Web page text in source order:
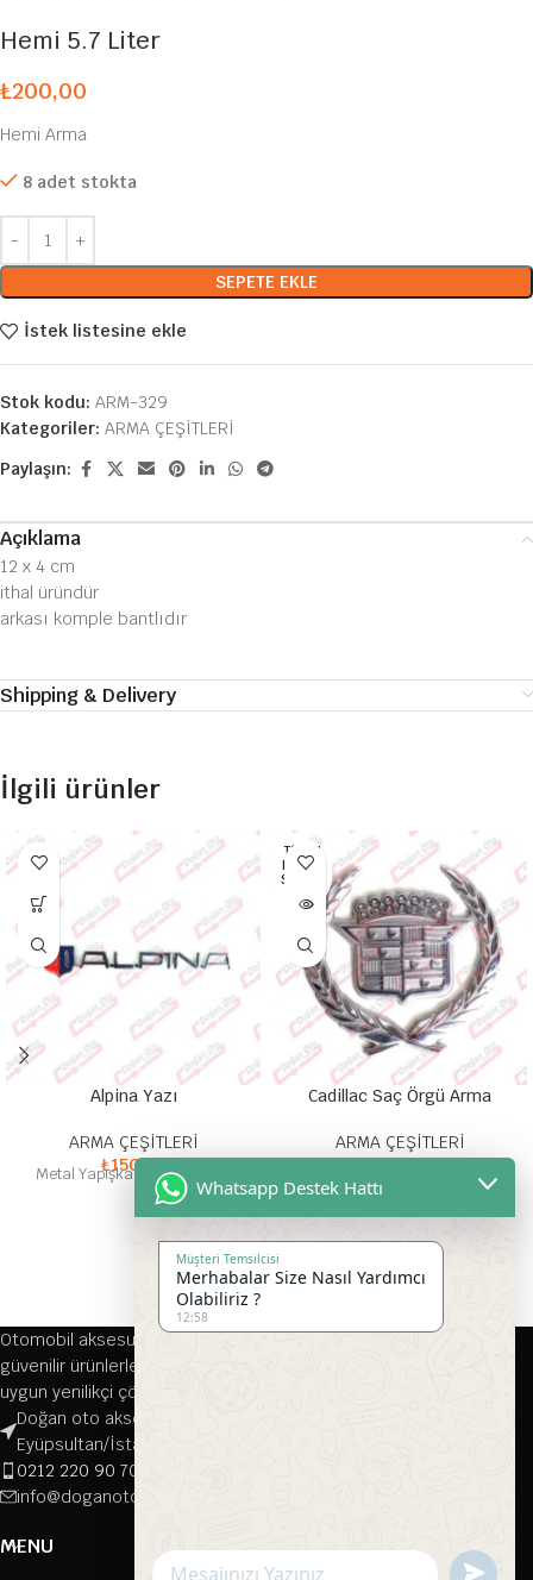
Hemi 5.7 Liter
₺200,00
Hemi Arma
8 adet stokta
SEPETE EKLE
İstek listesine ekle
Stok kodu: ARM-329
Kategoriler: ARMA ÇEŞİTLERİ
Paylaşın:
Açıklama
12 x 4 cm
ithal üründür
arkası komple bantlıdır
Shipping & Delivery
İlgili ürünler
Alpina Yazı
ARMA ÇEŞİTLERİ
₺150,00
Metal Yapışkanlı Yazılı Arma
TÜKEN
DI HEP
SI SATI
Cadillac Saç Örgü Arma
ARMA ÇEŞİTLERİ
₺100,00
Yuvarlak Çelenkli Plastik Saç
Örgü Arma
Otomobil aksesuarları alanında 1976 yılından bu yana kaliteli ve
güvenilir ürünlerle hizmet veren firmamız, her türlü aracınıza
uygun yenilikçi çözümler sunmaktadır.
Doğan oto aksesuar, Çırçır, Namık Kemal Cd. 116-118/A, 34070
Eyüpsultan/İstanbul
0212 220 90 70
info@doganotoaksesuar.com
MENU
Whatsapp Destek Hattı
Müşteri Temsilcisi
Merhabalar Size Nasıl Yardımcı
Olabiliriz ?
12:58
Send